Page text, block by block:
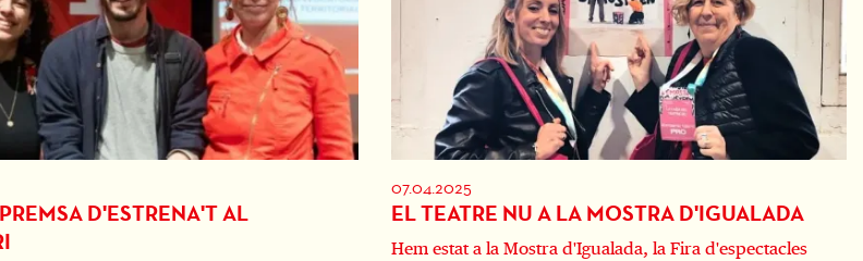
D'ESTRENA'T AL
07.04.2025
EL TEATRE NU A LA MOSTRA D'IGUALADA
Hem estat a la Mostra d'Igualada, la Fira d'espectacles